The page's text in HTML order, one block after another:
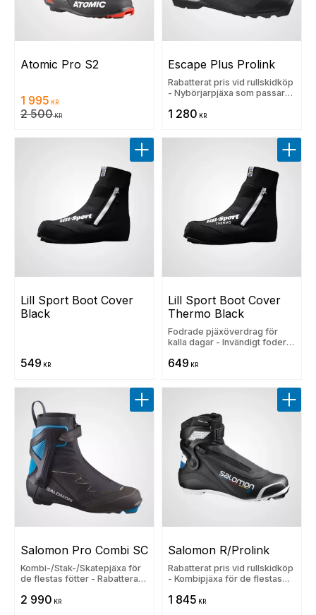
Atomic Pro S2
1 995 KR
2 500KR
Escape Plus Prolink
Rabatterat pris vid rullskidköp
- Nybörjarpjäxa som passar
1 280 KR
Lill Sport Boot Cover
Black
549 KR
Lägg till i favoriter
Lill Sport Boot Cover
Thermo Black
Fodrade pjäxöverdrag för
kalla dagar - Invändigt foder i
649 KR
Lägg
Salomon Pro Combi SC
Kombi-/Stak-/Skatepjäxa för
de flestas fötter - Rabatterat
2 990 KR
Lägg till i favoriter
Salomon R/Prolink
Rabatterat pris vid rullskidköp
- Kombipjäxa för de flestas
1 845 KR
Lägg